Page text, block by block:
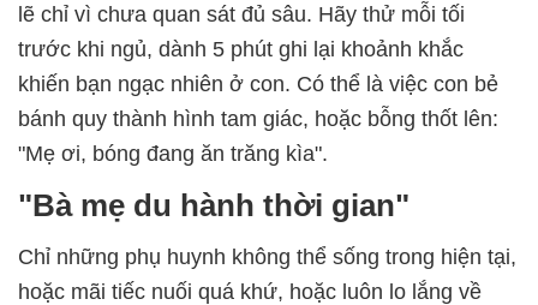
lẽ chỉ vì chưa quan sát đủ sâu. Hãy thử mỗi tối
trước khi ngủ, dành 5 phút ghi lại khoảnh khắc
khiến bạn ngạc nhiên ở con. Có thể là việc con bẻ
bánh quy thành hình tam giác, hoặc bỗng thốt lên:
"Mẹ ơi, bóng đang ăn trăng kìa".
"Bà mẹ du hành thời gian"
Chỉ những phụ huynh không thể sống trong hiện tại,
hoặc mãi tiếc nuối quá khứ, hoặc luôn lo lắng về